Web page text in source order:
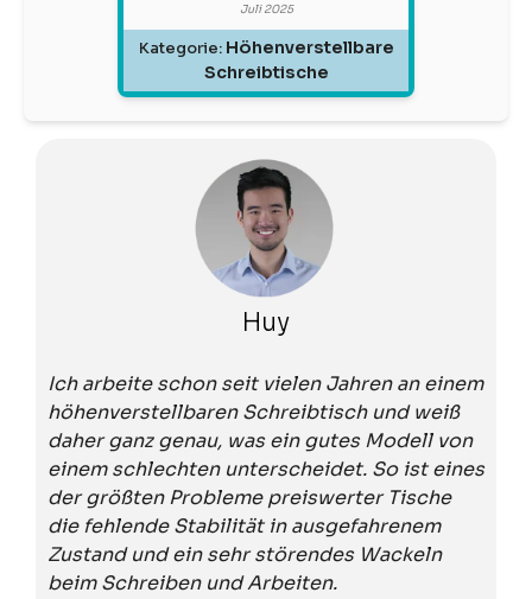
Juli 2025
Kategorie:Höhenverstellbare
Schreibtische
Huy
Ich arbeite schon seit vielen Jahren an einem
höhenverstellbaren Schreibtisch und weiß
daher ganz genau, was ein gutes Modell von
einem schlechten unterscheidet. So ist eines
der größten Probleme preiswerter Tische
die fehlende Stabilität in ausgefahrenem
Zustand und ein sehr störendes Wackeln
beim Schreiben und Arbeiten.